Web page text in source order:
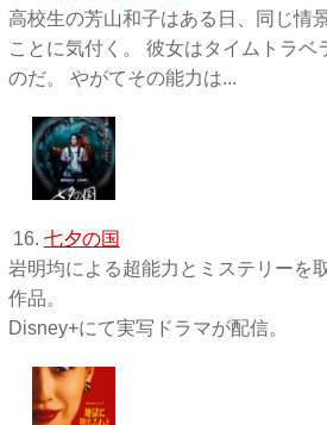
高校生の芳山和子はある日、同じ情
ことに気付く。 彼女はタイムトラベ
のだ。 やがてその能力は...
16. 七夕の国
岩明均による超能力とミステリーを
作品。
Disney+にて実写ドラマが配信。